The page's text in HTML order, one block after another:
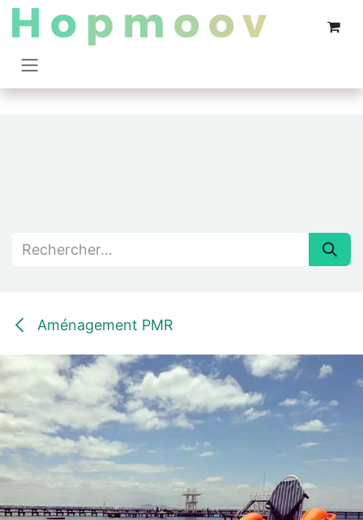
Se rendre au contenu
Aménagement PMR